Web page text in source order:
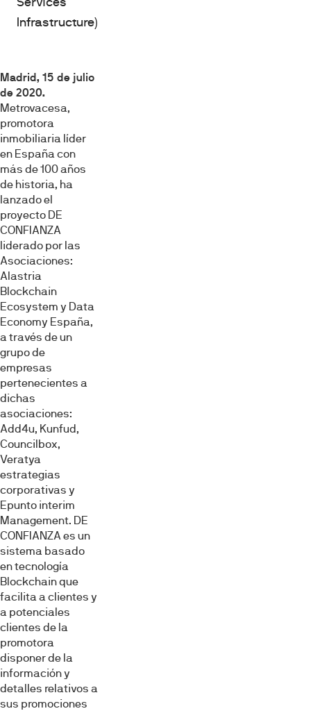
Infrastructure)
Madrid, 15 de julio
de 2020.
Metrovacesa,
promotora
inmobiliaria líder
en España con
más de 100 años
de historia, ha
lanzado el
proyecto DE
CONFIANZA
liderado por las
Asociaciones:
Alastria
Blockchain
Ecosystem y Data
Economy España,
a través de un
grupo de
empresas
pertenecientes a
dichas
asociaciones:
Add4u, Kunfud,
Councilbox,
Veratya
estrategias
corporativas y
Epunto interim
Management. DE
CONFIANZA es un
sistema basado
en tecnología
Blockchain que
facilita a clientes y
a potenciales
clientes de la
promotora
disponer de la
información y
detalles relativos a
sus promociones